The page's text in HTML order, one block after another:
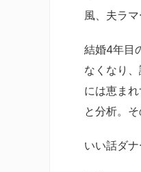
風、夫ラ
結婚4年目
なくなり
には恵ま
と分析。
いい話ダ